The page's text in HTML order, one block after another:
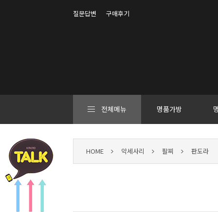
질문답변 구매후기
전체메뉴 명품가방
HOME 악세사리 팔찌 판도라